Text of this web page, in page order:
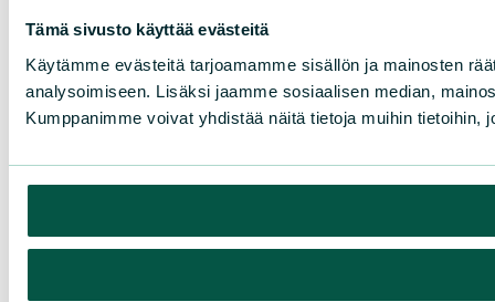
Tämä sivusto käyttää evästeitä
Käytämme evästeitä tarjoamamme sisällön ja mainosten
analysoimiseen. Lisäksi jaamme sosiaalisen median,
Kumppanimme voivat yhdistää näitä tietoja muihin tietoihin,